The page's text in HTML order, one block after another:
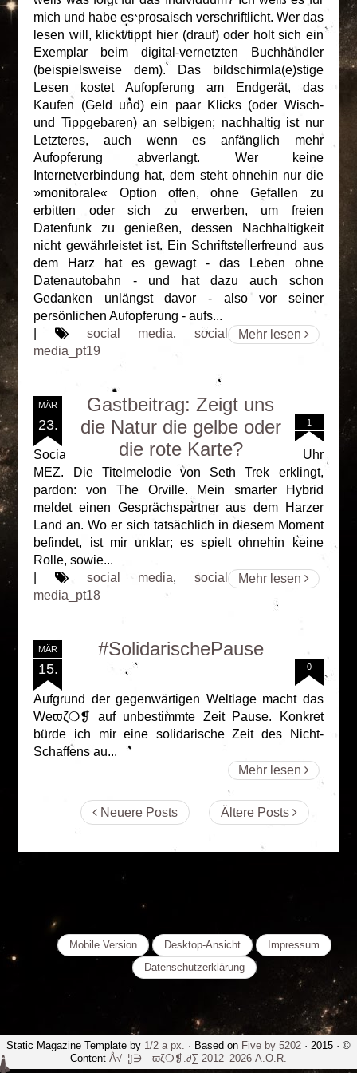
mich und habe es prosaisch verschriftlicht. Wer das
lesen will, klickt/tippt hier (drauf) oder holt sich ein
Exemplar beim digital-vernetzten Buchhändler
(beispielsweise dem). Das bildschirmla(e)stige
Lesen kostet Aufopferung am Endgerät, das
Kaufen (Geld und) ein paar Klicks (oder Wisch-
und Tippgebaren) an selbigen; nachhaltig ist nur
Letzteres, auch wenn es anfänglich mehr
Aufopferung abverlangt. Wer keine
Internetverbindung hat, dem steht ohnehin nur die
»monitorale« Option offen, ohne Gefallen zu
erbitten oder sich zu erwerben, um freien
Datenfunk zu genießen, dessen Nachhaltigkeit
nicht gewährleistet ist. Ein Schriftstellerfreund aus
dem Harz hat es gewagt - das Leben ohne
Datenautobahn - und hat dazu auch schon
Gedanken unlängst davor - also vor seiner
persönlichen Aufopferung - aufs...
Mehr lesen
social media, social
media_pt19
MÄR
23.
Gastbeitrag: Zeigt uns
die Natur die gelbe oder
die rote Karte?
1
Social Media (Pt. 18) 23. März 2020, 12:09 Uhr
MEZ. Die Titelmelodie von Seth Trek erklingt,
pardon: von The Orville. Mein smarter Hybrid
meldet einen Gesprächspartner aus dem Harzer
Land an. Wo er sich tatsächlich in diesem Moment
befindet, ist mir unklar; es spielt ohnehin keine
Rolle, sowie...
Mehr lesen
social media, social
media_pt18
MÄR
15.
#SolidarischePause
0
Aufgrund der gegenwärtigen Weltlage macht das
Weϖζ❍❡ auf unbestimmte Zeit Pause. Konkret
bürde ich mir eine solidarische Zeit des Nicht-
Schaffens au...
Mehr lesen
Neuere Posts Ältere Posts
Mobile Version Desktop-Ansicht
Impressum
Datenschutzerklärung
Static Magazine Template by 1/2 a px. · Based on Five by 5202 · 2015 · ©
Content Å√–¦∫∋—ϖζ❍❡.∂∑ 2012–2026 A.O.R.